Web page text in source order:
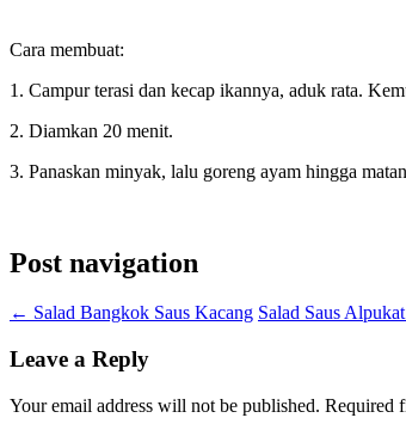
Cara membuat:
1. Campur terasi dan kecap ikannya, aduk rata.
2. Diamkan 20 menit.
3. Panaskan minyak, lalu goreng ayam hingga
Post navigation
← Salad Bangkok Saus Kacang Salad Saus
Leave a Reply
Your email address will not be published. Required